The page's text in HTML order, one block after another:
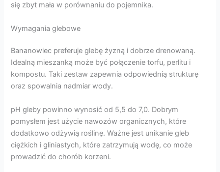
się zbyt mała w porównaniu do pojemnika.
Wymagania glebowe
Bananowiec preferuje glebę żyzną i dobrze drenowaną.
Idealną mieszanką może być połączenie torfu, perlitu i
kompostu. Taki zestaw zapewnia odpowiednią strukturę
oraz spowalnia nadmiar wody.
pH gleby powinno wynosić od 5,5 do 7,0. Dobrym
pomysłem jest użycie nawozów organicznych, które
dodatkowo odżywią roślinę. Ważne jest unikanie gleb
ciężkich i gliniastych, które zatrzymują wodę, co może
prowadzić do chorób korzeni.